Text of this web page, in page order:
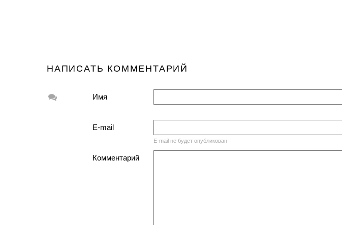
НАПИСАТЬ КОММЕНТАРИЙ
Имя
E-mail
E-mail не будет опубликован
Комментарий